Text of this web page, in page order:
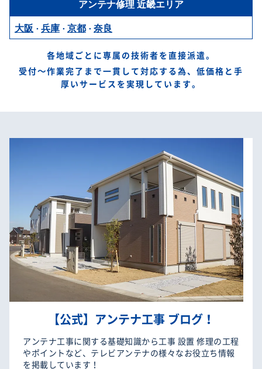
アンテナ修理 近畿エリア
大阪 ・ 兵庫 ・ 京都 ・ 奈良
各地域ごとに専属の技術者を直接派遣。
受付～作業完了まで一貫して対応する為、低価格と手
厚いサービスを実現しています。
【公式】アンテナ工事 ブログ！
アンテナ工事に関する基礎知識から工事 設置 修理の工程
やポイントなど、テレビアンテナの様々なお役立ち情報
を掲載しています！